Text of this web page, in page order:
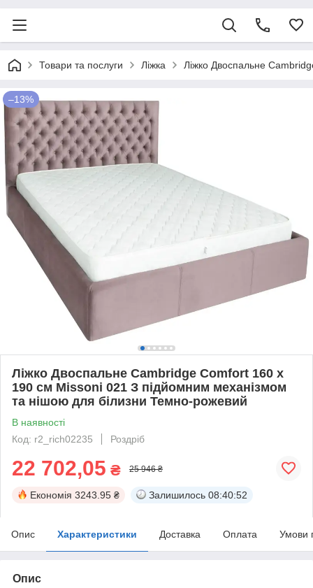
Товари та послуги Ліжка Ліжко Двоспальне
–13%
Ліжко Двоспальне Cambridge Comfort 160 х
190 см Missoni 021 З підйомним механізмом
та нішою для білизни Темно-рожевий
В наявності
Код: r2_rich02235
Роздріб
22 702,05 ₴ 25 946 ₴
Економія 3243.95 ₴ Залишилось 08:40:52
Опис Характеристики Доставка Оплата Умови
Опис